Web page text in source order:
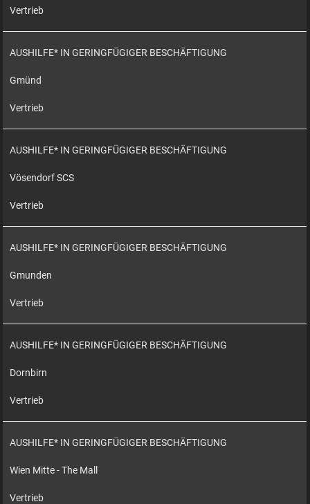
Vertrieb
AUSHILFE* IN GERINGFÜGIGER BESCHÄFTIGUNG
Gmünd
Vertrieb
AUSHILFE* IN GERINGFÜGIGER BESCHÄFTIGUNG
Vösendorf SCS
Vertrieb
AUSHILFE* IN GERINGFÜGIGER BESCHÄFTIGUNG
Gmunden
Vertrieb
AUSHILFE* IN GERINGFÜGIGER BESCHÄFTIGUNG
Dornbirn
Vertrieb
AUSHILFE* IN GERINGFÜGIGER BESCHÄFTIGUNG
Wien Mitte - The Mall
Vertrieb